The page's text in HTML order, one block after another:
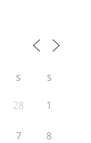
S S
28 1
7 8